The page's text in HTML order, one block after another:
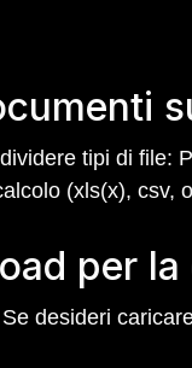
tipi di file:
(xls(x), csv,
per
desideri